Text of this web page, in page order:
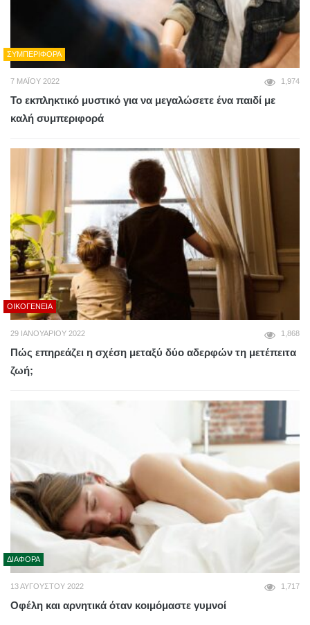
ΣΥΜΠΕΡΙΦΟΡΆ
7 ΜΑΪ́ΟΥ 2022 1,974
Το εκπληκτικό μυστικό για να μεγαλώσετε ένα παιδί με
καλή συμπεριφορά
ΟΙΚΟΓΈΝΕΙΑ
29 ΙΑΝΟΥΑΡΊΟΥ 2022 1,868
Πώς επηρεάζει η σχέση μεταξύ δύο αδερφών τη μετέπειτα
ζωή;
ΔΙΆΦΟΡΑ
13 ΑΥΓΟΎΣΤΟΥ 2022 1,717
Οφέλη και αρνητικά όταν κοιμόμαστε γυμνοί